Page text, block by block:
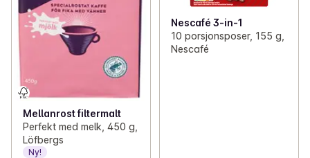
Mellanrost filtermalt
Perfekt med melk, 450 g,
Löfbergs
Ny!
Nescafé 3-in-1
10 porsjonsposer, 155 g,
Nescafé